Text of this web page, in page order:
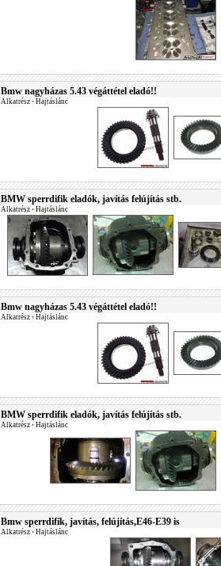
Bmw nagyházas 5.43 végáttétel eladó!!
Alkatrész • Hajtáslánc
BMW sperrdifik eladók, javítás felújítás stb.
Alkatrész • Hajtáslánc
Bmw nagyházas 5.43 végáttétel eladó!!
Alkatrész • Hajtáslánc
BMW sperrdifik eladók, javítás felújítás stb.
Alkatrész • Hajtáslánc
Bmw sperrdifik, javítás, felújítás,E46-E39 is
Alkatrész • Hajtáslánc